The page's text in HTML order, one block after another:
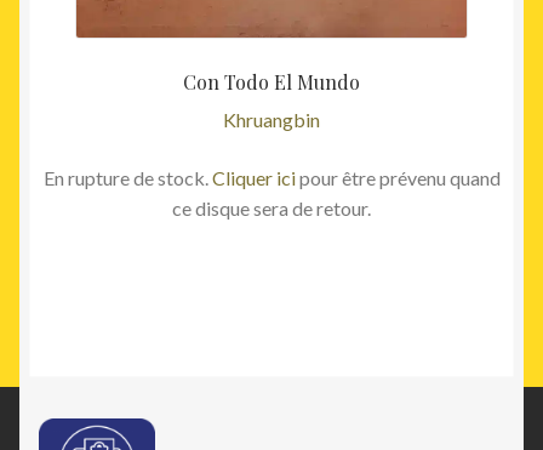
Con Todo El Mundo
Khruangbin
En rupture de stock. Cliquer icipour être prévenu quand
ce disque sera de retour.